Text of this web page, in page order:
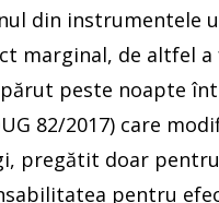
din instrumentele
marginal, de altfel
peste noapte
82/2017) care
pregătit doar
pentru